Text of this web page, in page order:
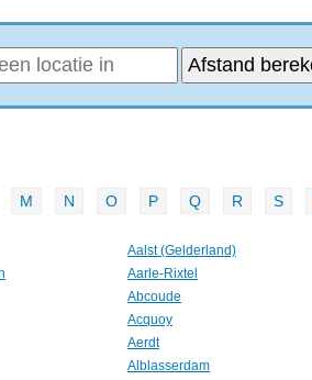
M N O P Q R S
Aalst (Gelderland)
Aarle-Rixtel
Abcoude
Acquoy
Aerdt
Alblasserdam